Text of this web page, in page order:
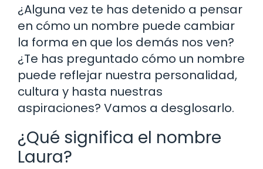
¿Alguna vez te has detenido a pensar
en cómo un nombre puede cambiar
la forma en que los demás nos ven?
¿Te has preguntado cómo un nombre
puede reflejar nuestra personalidad,
cultura y hasta nuestras
aspiraciones? Vamos a desglosarlo.
¿Qué significa el nombre
Laura?